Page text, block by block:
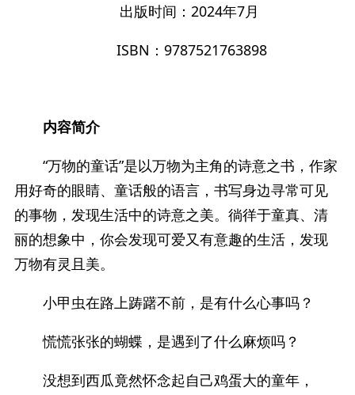
出版时间：2024年7月
ISBN：9787521763898
内容简介
“万物的童话”是以万物为主角的诗意之书，作家
用好奇的眼睛、童话般的语言，书写身边寻常可见
的事物，发现生活中的诗意之美。徜徉于童真、清
丽的想象中，你会发现可爱又有意趣的生活，发现
万物有灵且美。
小甲虫在路上踌躇不前，是有什么心事吗？
慌慌张张的蝴蝶，是遇到了什么麻烦吗？
没想到西瓜竟然怀念起自己鸡蛋大的童年，